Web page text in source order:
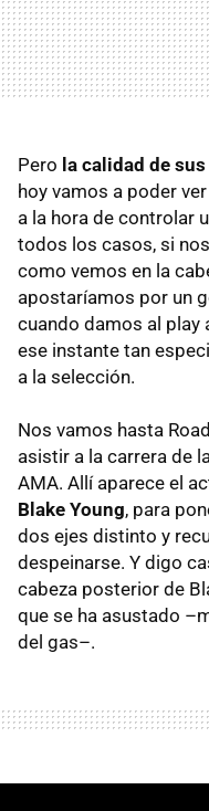
Pero la calidad de
hoy vamos a poder
a la hora de controlar
todos los casos, si
como vemos en la
apostaríamos por un
cuando damos al play
ese instante tan
a la selección.
Nos vamos hasta
asistir a la carrera de
AMA. Allí aparece el
Blake Young, para
dos ejes distinto y
despeinarse. Y digo
cabeza posterior de
que se ha asustado
del gas–.